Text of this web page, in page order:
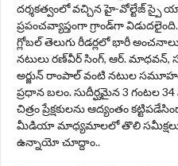
దర్శకత్వంలో వచ్చిన హై-వోల్టేజ్ స్పై
ప్రపంచవ్యాప్తంగా గ్రాండ్‌గా
గ్లోబల్ తెలుగు రీడర్లలో భారీ
నటులు రణ్‌వీర్ సింగ్, ఆర్‌.
అర్జున్ రాంపాల్ వంటి నటుల
ప్రధాన బలం. సుదీర్ఘమైన 3 గంటల
చిత్రం ప్రేక్షకులను ఆద్యంతం
మీడియా మాధ్యమాలలో తొలి సమీక్షలు
ఉన్నాయో చూద్దాం..